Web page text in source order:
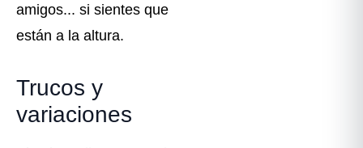
amigos... si sientes que
están a la altura.
Trucos y
variaciones